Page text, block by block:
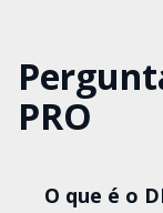
PRO
O que é o